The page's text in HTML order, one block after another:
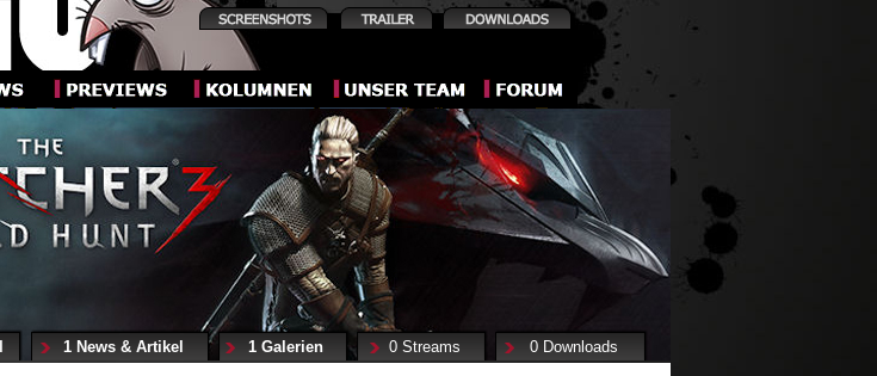
1 News & Artikel 1 Galerien 0 Streams 0 Downloads